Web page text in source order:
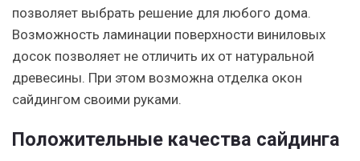
позволяет выбрать решение для любого дома.
Возможность ламинации поверхности виниловых
досок позволяет не отличить их от натуральной
древесины. При этом возможна отделка окон
сайдингом своими руками.
Положительные качества сайдинга